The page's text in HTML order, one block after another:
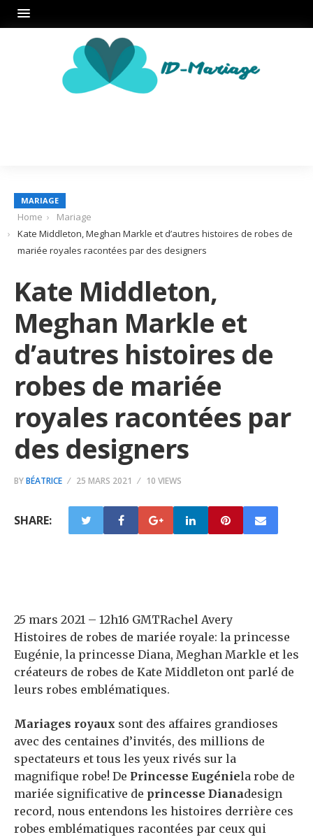
MARIAGE
Home
Mariage
Kate Middleton, Meghan Markle et d’autres histoires de robes de
mariée royales racontées par des designers
Kate Middleton,
Meghan Markle et
d’autres histoires de
robes de mariée
royales racontées par
des designers
BYBÉATRICE 25 MARS 2021 10 VIEWS
SHARE:
25 mars 2021 – 12h16 GMTRachel Avery
Histoires de robes de mariée royale: la princesse
Eugénie, la princesse Diana, Meghan Markle et les
créateurs de robes de Kate Middleton ont parlé de
leurs robes emblématiques.
Mariages royaux sont des affaires grandioses
avec des centaines d’invités, des millions de
spectateurs et tous les yeux rivés sur la
magnifique robe! De Princesse Eugéniela robe de
mariée significative de princesse Dianadesign
record, nous entendons les histoires derrière ces
robes emblématiques racontées par ceux qui